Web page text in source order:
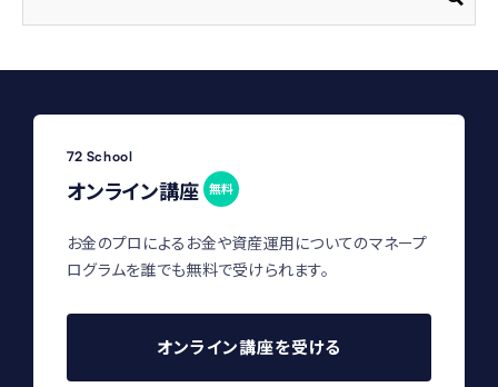
72 School
オンライン講座 無料
お金のプロによるお金や資産運用についてのマネープ
ログラムを誰でも無料で受けられます。
オンライン講座を受ける